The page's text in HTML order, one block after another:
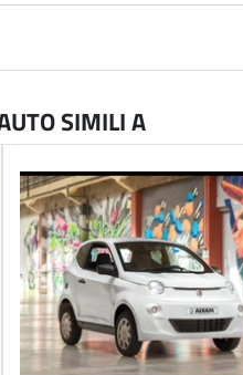
SIMILI A